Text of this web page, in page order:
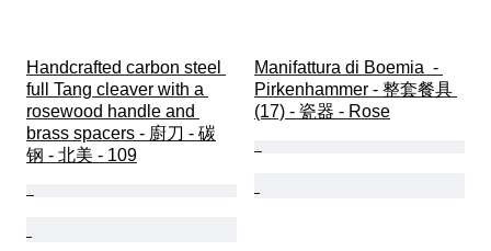
Handcrafted carbon steel
full Tang cleaver with a
rosewood handle and
brass spacers - 廚刀 - 碳
钢 - 北美 - 109
Manifattura di Boemia  -
Pirkenhammer - 整套餐具
(17) - 瓷器 - Rose